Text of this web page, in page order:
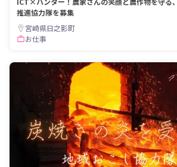
推進協力隊を募集
宮崎県日之影町
お仕事